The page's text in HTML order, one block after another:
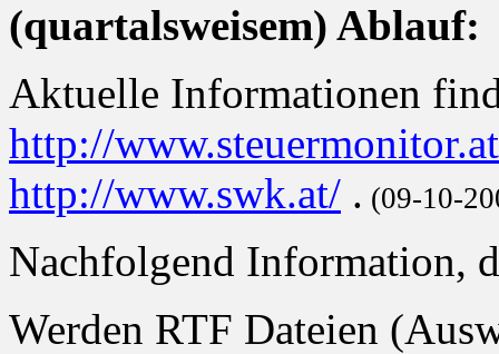
(quartalsweisem) Ablauf:
Aktuelle Informationen
http://
http://www.swk.at/ . (09-10-
Nachfolgend Information,
Werden RTF Dateien